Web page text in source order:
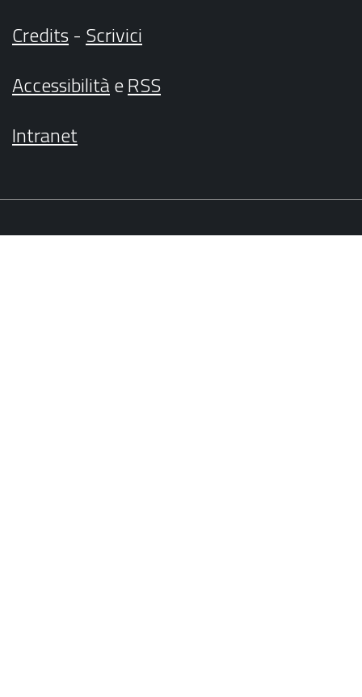
Credits- Scrivici
AccessibilitàeRSS
Intranet